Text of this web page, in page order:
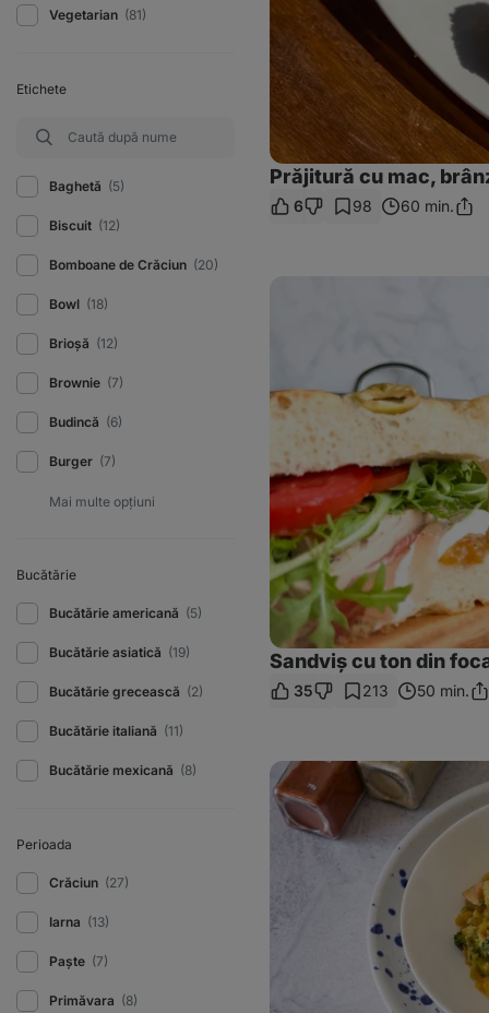
Vegetarian (81)
Etichete
Baghetă (5)
Biscuit (12)
Bomboane de Crăciun (20)
Bowl (18)
Brioșă (12)
Brownie (7)
Budincă (6)
Burger (7)
Bucătărie
Bucătărie americană (5)
Bucătărie asiatică (19)
Bucătărie grecească (2)
Bucătărie italiană (11)
Bucătărie mexicană (8)
Perioada
Crăciun (27)
Iarna (13)
Paște (7)
Primăvara (8)
Prăjitură cu mac,
6 98 60 min.
Sandviș cu ton din
35 213 50 min.
Orzo
cu
carne
de